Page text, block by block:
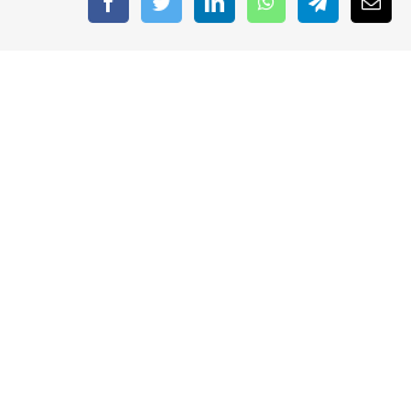
FacebookTwitterLinkedInWhatsAppTelegramEmail: